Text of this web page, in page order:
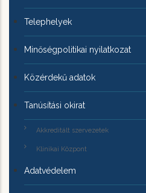
Telephelyek
Minőségpolitikai nyilatkozat
Közérdekű adatok
Tanúsítási okirat
Akkreditált szervezetek
Klinikai Központ
Adatvédelem